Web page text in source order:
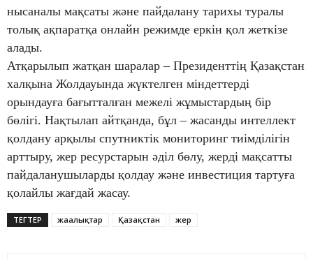
нысаналы мақсаты және пайдалану тарихы туралы
толық ақпаратқа онлайн режимде еркін қол жеткізе
алады.
Атқарылып жатқан шаралар – Президенттің Қазақстан
халқына Жолдауында жүктелген міндеттерді
орындауға бағытталған межелі жұмыстардың бір
бөлігі. Нақтылап айтқанда, бұл – жасанды интеллект
қолдану арқылы спутниктік мониторинг тиімділігін
арттыру, жер ресурстарын әділ бөлу, жерді мақсатты
пайдаланушыларды қолдау және инвестиция тартуға
қолайлы жағдай жасау.
ТЕГТЕР жаңалықтар Қазақстан жер